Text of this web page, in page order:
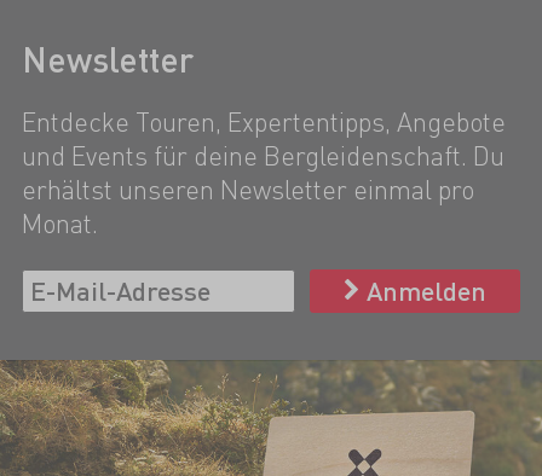
Newsletter
Entdecke Touren, Expertentipps, Angebote
und Events für deine Bergleidenschaft. Du
erhältst unseren Newsletter einmal pro
Monat.
Anmelden